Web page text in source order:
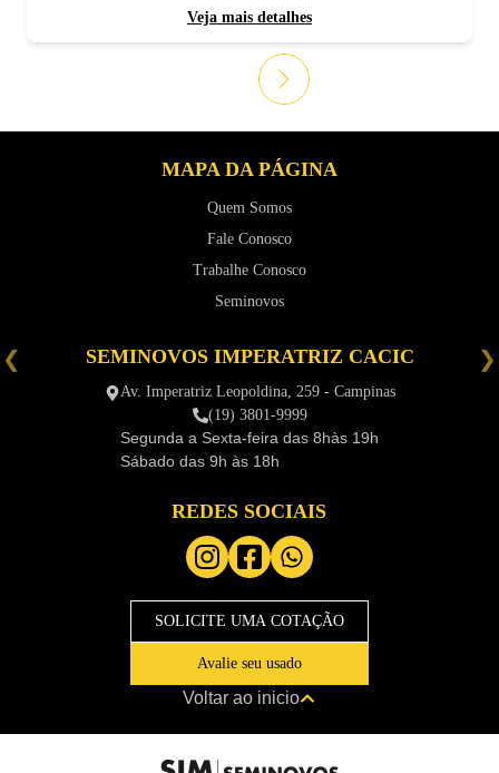
Veja mais detalhes
MAPA DA PÁGINA
Quem Somos
Fale Conosco
Trabalhe Conosco
Seminovos
SEMINOVOS IMPERATRIZ CACIC
Av. Imperatriz Leopoldina, 259 - Campinas
(19) 3801-9999
Segunda a Sexta-feira das 8hàs 19h
Sábado das 9h às 18h
REDES SOCIAIS
SOLICITE UMA COTAÇÃO
Avalie seu usado
Voltar ao inicio